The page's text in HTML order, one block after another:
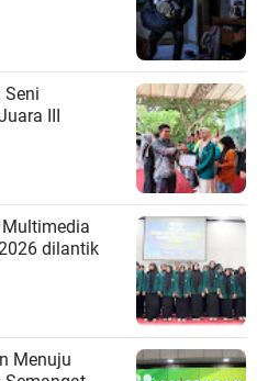
III
2026 dilantik
Menuju